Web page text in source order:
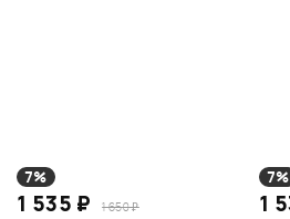
7%
1 535 ₽ 1 650 ₽
7%
1